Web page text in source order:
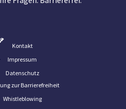
Kontakt
Impressum
Datenschutz
zur Barrierefreiheit
Whistleblowing